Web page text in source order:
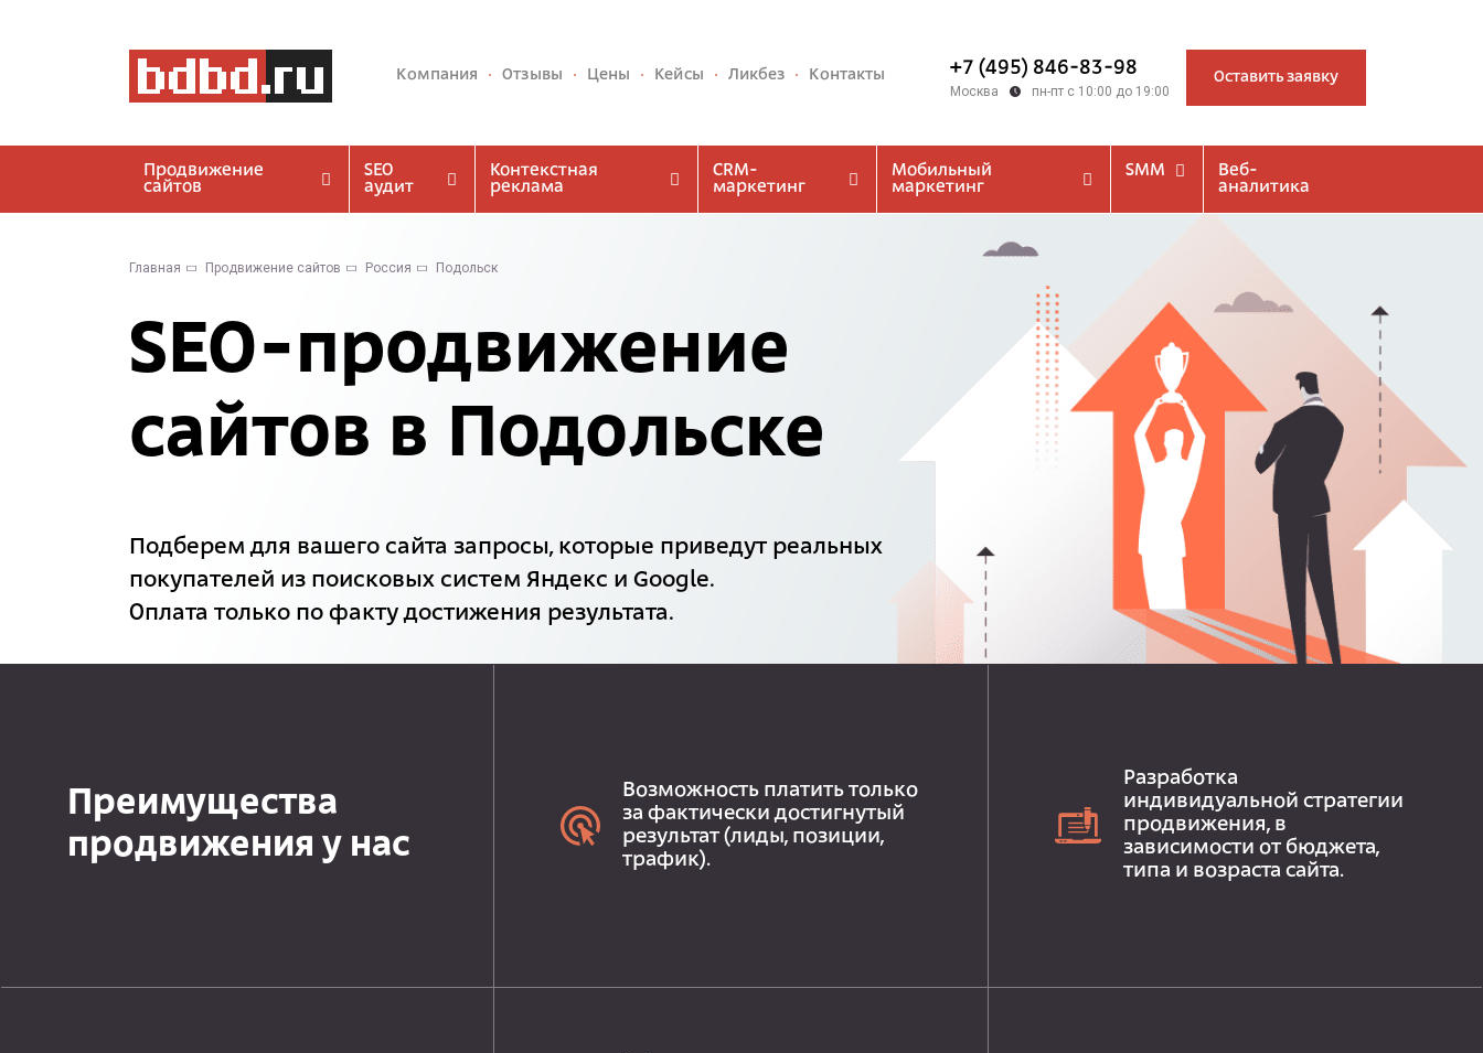
Компания Отзывы Цены Кейсы Ликбез Контакты +7 (495) 846-83-98
Москва пн-пт с 10:00 до 19:00
Оставить заявку
Продвижение
сайтов
SEO
аудит
Контекстная
реклама
CRM-
маркетинг
Мобильный
маркетинг
SMM
Веб-
аналитика
Главная Продвижение сайтов Россия Подольск
SEO-продвижение
сайтов в Подольске
Подберем для вашего сайта запросы, которые приведут реальных
покупателей из поисковых систем Яндекс и Google.
Оплата только по факту достижения результата.
Преимущества
продвижения у нас
Возможность платить только
за фактически достигнутый
результат (лиды, позиции,
трафик).
Разработка
индивидуальной стратегии
продвижения, в
зависимости от бюджета,
типа и возраста сайта.